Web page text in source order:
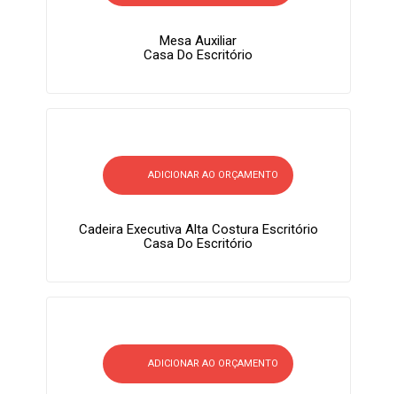
Mesa Auxiliar
Casa Do Escritório
ADICIONAR AO ORÇAMENTO
Cadeira Executiva Alta Costura Escritório
Casa Do Escritório
ADICIONAR AO ORÇAMENTO